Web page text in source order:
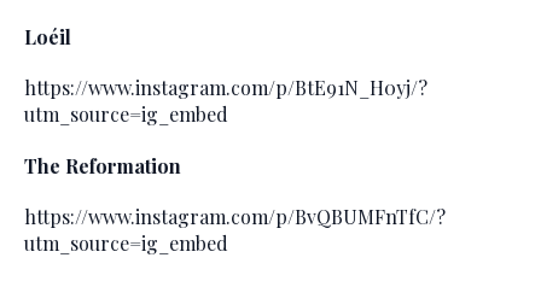
Loéil
https://www.instagram.com/p/BtE91N_H0yj/?
utm_source=ig_embed
The Reformation
https://www.instagram.com/p/BvQBUMFnTfC/?
utm_source=ig_embed